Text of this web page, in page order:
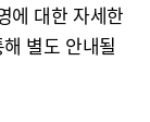
에 대한 자세한
별도 안내될